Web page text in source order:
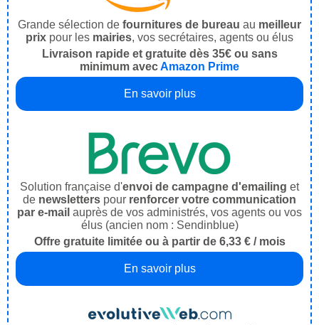
Grande sélection de fournitures de bureau au meilleur
prix pour les mairies, vos secrétaires, agents ou élus
Livraison rapide et gratuite dès 35€ ou sans
minimum avecAmazon Prime
En savoir plus
Solution française d'envoi de campagne d'emailing et
de newsletters pour renforcer votre communication
par e-mail auprès de vos administrés, vos agents ou vos
élus (ancien nom : Sendinblue)
Offre gratuite limitée ou à partir de 6,33 € / mois
En savoir plus